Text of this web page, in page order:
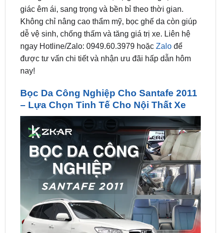
dễ vệ sinh, chống thấm và tăng giá trị xe. Liên hệ
ngay Hotline/Zalo: 0949.60.3979 hoặcZalođể
được tư vấn chi tiết và nhận ưu đãi hấp dẫn hôm
nay!
Bọc Da Công Nghiệp Cho Santafe 2011